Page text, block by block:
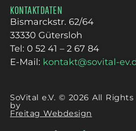
KONTAKTDATEN
Bismarckstr. 62/64
33330 Gütersloh
Tel: 0 52 41 – 2 67 84
E-Mail: kontakt@sovital-
SoVital e.V. © 2026 All
by
Freitag Webdesign